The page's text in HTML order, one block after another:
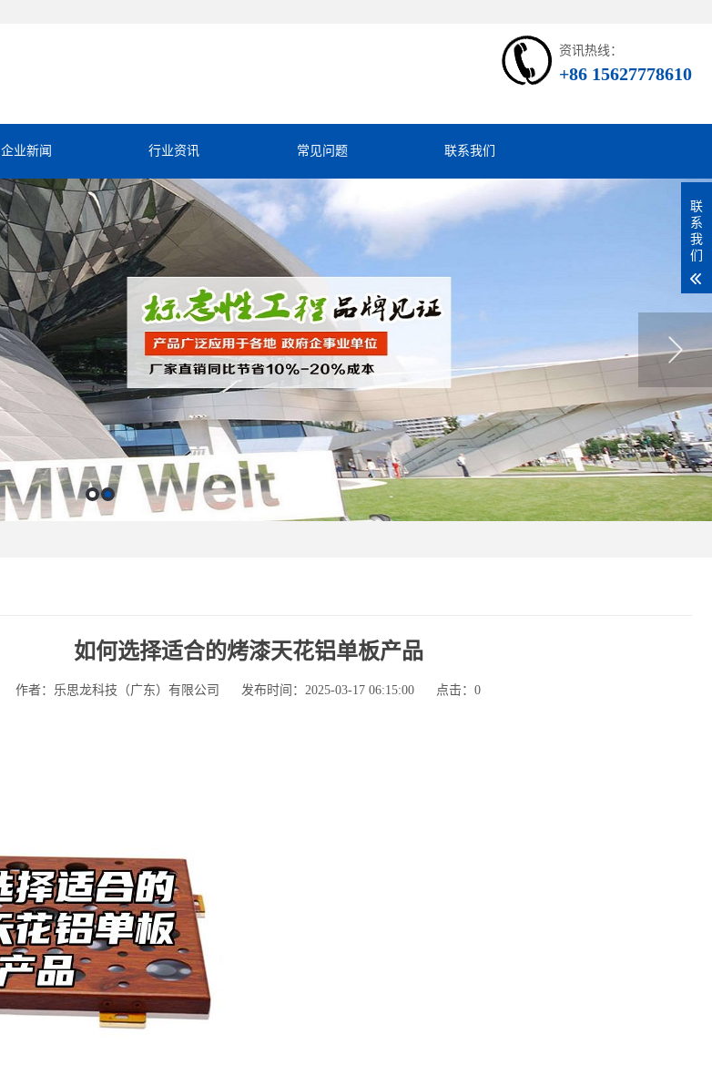
资讯热线：
+86 15627778610
企业新闻 行业资讯 常见问题 联系我们
如何选择适合的烤漆天花铝单板产品
作者：乐思龙科技（广东）有限公司 发布时间：2025-03-17 06:15:00 点击： 0
联
系
我
们